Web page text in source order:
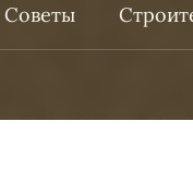
Советы